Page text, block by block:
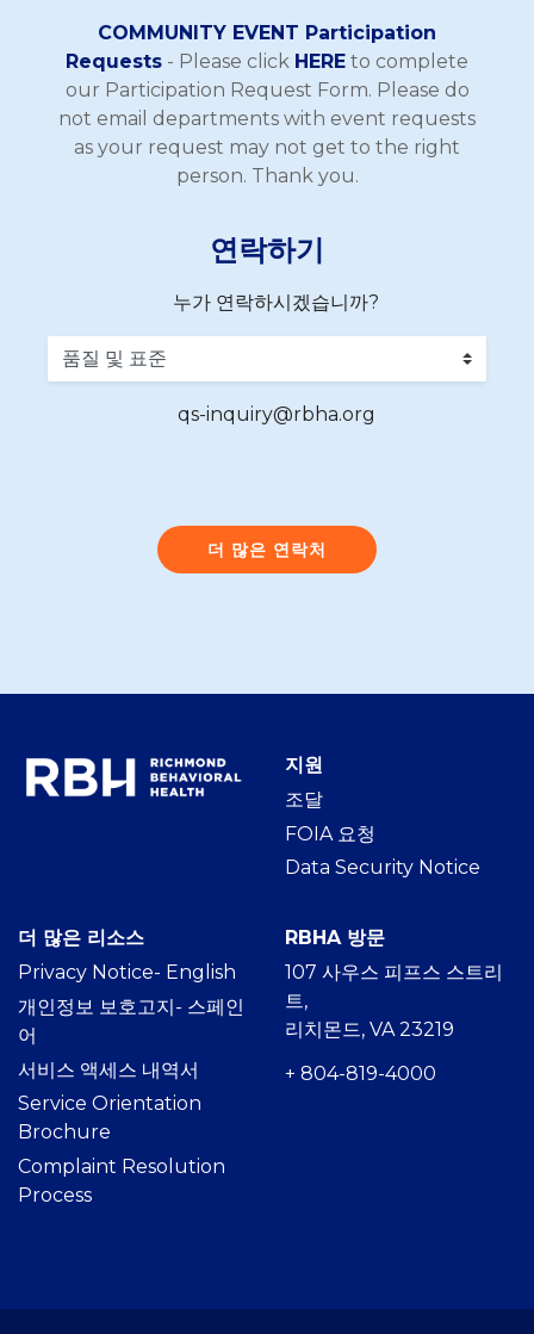
COMMUNITY EVENT Participation
Requests - Please click HERE to complete
our Participation Request Form. Please do
not email departments with event requests
as your request may not get to the right
person. Thank you.
연락하기
누가 연락하시겠습니까?
qs-inquiry@rbha.org
더 많은 연락처
지원
조달
FOIA 요청
Data Security Notice
더 많은 리소스
Privacy Notice- English
개인정보 보호고지- 스페인
어
서비스 액세스 내역서
Service Orientation
Brochure
Complaint Resolution
Process
RBHA 방문
107 사우스 피프스 스트리
트,
리치몬드, VA 23219
+ 804-819-4000